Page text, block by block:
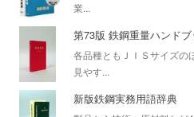
業...
第73版 鉄鋼重量ハンドブ
各品種ともＪＩＳサイズの
見やす...
新版鉄鋼実務用語辞典